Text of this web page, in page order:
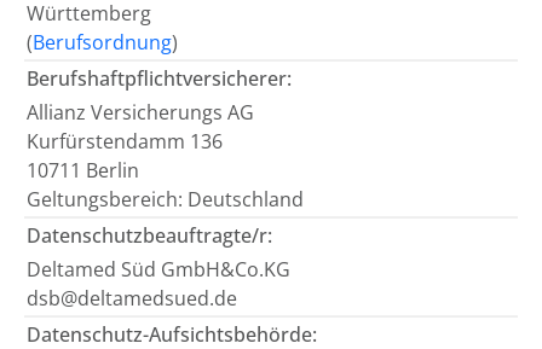
Württemberg
(Berufsordnung)
Berufshaftpflichtversicherer:
Allianz Versicherungs AG
Kurfürstendamm 136
10711 Berlin
Geltungsbereich: Deutschland
Datenschutzbeauftragte/r:
Deltamed Süd GmbH&Co.KG
dsb@deltamedsued.de
Datenschutz-Aufsichtsbehörde: